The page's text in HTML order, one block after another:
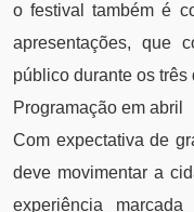
o festival também é
apresentações, que
público durante os
Programação em abril
Com expectativa de
deve movimentar a
experiência